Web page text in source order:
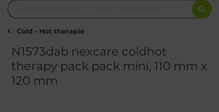
Cold - Hot therapie
N1573dab nexcare coldhot
therapy pack pack mini, 110 mm x
120 mm